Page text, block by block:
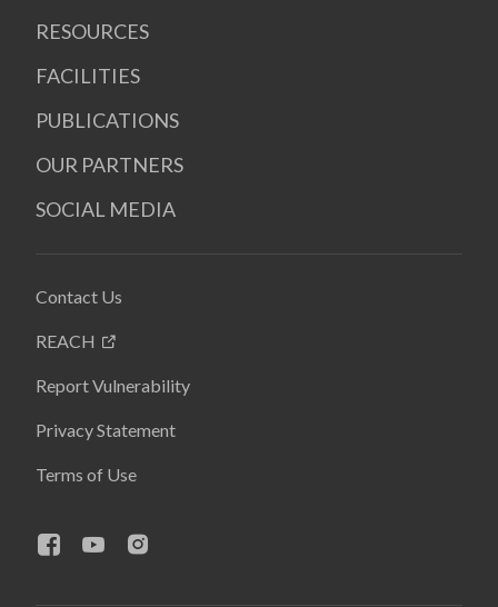
RESOURCES
FACILITIES
PUBLICATIONS
OUR PARTNERS
SOCIAL MEDIA
Contact Us
REACH
Report Vulnerability
Privacy Statement
Terms of Use